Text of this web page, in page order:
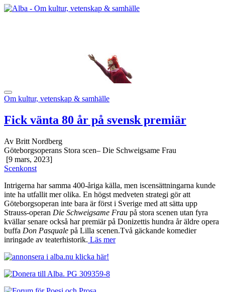
Om kultur, vetenskap & samhälle
Fick vänta 80 år på svensk premiär
Av Britt Nordberg
Göteborgsoperans Stora scen– Die Schweigsame Frau
[9 mars, 2023]
Scenkonst
Intrigerna har samma 400-åriga källa, men iscensättningarna kunde
inte ha utfallit mer olika. En högst medveten strategi gör att
Göteborgsoperan inte bara är först i Sverige med att sätta upp
Strauss-operan Die Schweigsame Frau på stora scenen utan fyra
kvällar senare också har premiär på Donizettis hundra år äldre opera
buffa Don Pasquale på Lilla scenen.Två gäckande komedier
inringade av teaterhistorik. Läs mer